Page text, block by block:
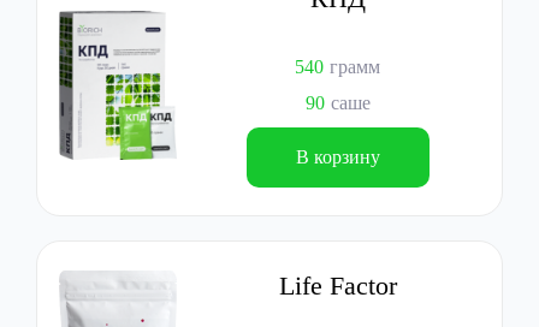
540 грамм
90 саше
В корзину
Life Factor